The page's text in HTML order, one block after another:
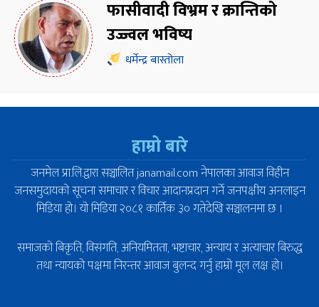
फासीवादी विभ्रम र क्रान्तिको
उज्ज्वल भविष्य
धर्मेन्द्र बास्तोला
हाम्रो बारे
जनमेल प्रा.लि.द्वारा सञ्चालित janamail.com नेपालका आवाज विहीन
जनसमुदायको सूचना समाचार र विचार आदानप्रदान गर्ने जनपक्षीय अनलाइन
मिडिया हो। यो मिडिया २०८१ कार्तिक ३० गतेदेखि सञ्चालनमा छ ।
समाजको बिकृति, विसंगति, अनियमितता, भष्टाचार, अन्याय र अत्याचार बिरुद्ध
तथा न्यायको पक्षमा निरन्तर आवाज बुलन्द गर्नु हाम्रो मूल लक्ष हो।